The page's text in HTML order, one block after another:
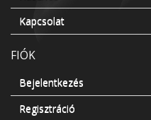
Kapcsolat
FIÓK
Bejelentkezés
Regisztráció